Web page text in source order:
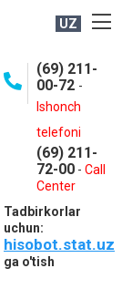
UZ
(69) 211-
00-72 -
Ishonch
telefoni
(69) 211-
72-00 - Call
Center
Tadbirkorlar
uchun:
hisobot.stat.uz
ga o'tish